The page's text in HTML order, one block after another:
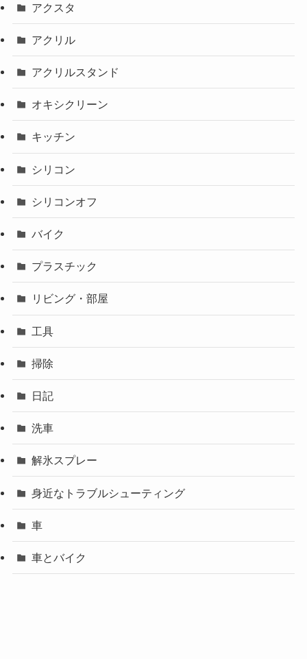
アクスタ
アクリル
アクリルスタンド
オキシクリーン
キッチン
シリコン
シリコンオフ
バイク
プラスチック
リビング・部屋
工具
掃除
日記
洗車
解氷スプレー
身近なトラブルシューティング
車
車とバイク